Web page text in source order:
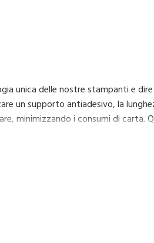
unica delle nostre stampanti e
un supporto antiadesivo, la
minimizzando i consumi di carta.
più convenienti ed